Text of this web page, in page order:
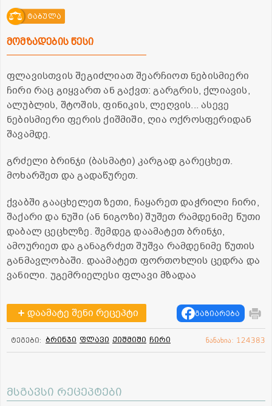
ტაბულა
მომზადების წესი
ფლავისთვის შეგიძლიათ შეარჩიოთ ნებისმიერი
ჩირი რაც გიყვართ ან გაქვთ: გარგრის, ქლიავის,
ალუბლის, შტოშის, ფინიკის, ლეღვის... ასევე
ნებისმიერი ფერის ქიშმიში, ღია ოქროსფერიდან
შავამდე.
გრძელი ბრინჯი (ბასმატი) კარგად გარეცხეთ.
მოხარშეთ და გადაწურეთ.
ქვაბში გააცხელეთ ზეთი, ჩაყარეთ დაჭრილი ჩირი,
შაქარი და ნუში (ან ნიგოზი) შუშეთ რამდენიმე წუთი
დაბალ ცეცხლზე. შემდეგ დაამატეთ ბრინჯი,
ამოურიეთ და განაგრძეთ შუშვა რამდენიმე წუთის
განმავლობაში. დაამატეთ ფორთოხლის ცედრა და
ვანილი. უგემრიელესი ფლავი მზადაა
დაამატე შენი რეცეპტი გაზიარება
ტეგები: ბრინჯი ფლავი ქიშმიში ჩირი ნანახია: 124383
მსგავსი რეცეპტები